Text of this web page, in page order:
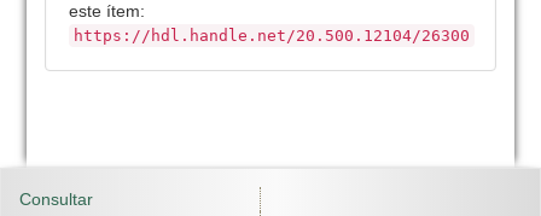
este ítem:
https://hdl.handle.net/20.500.12104/26300
Consultar